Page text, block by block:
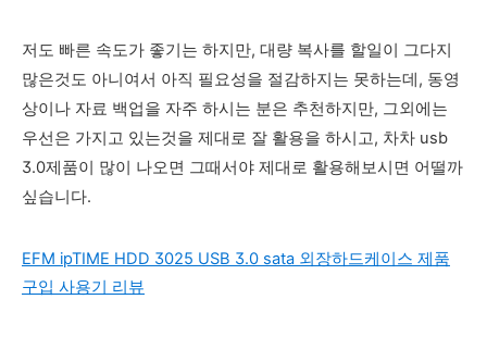
저도 빠른 속도가 좋기는 하지만, 대량 복사를 할일이 그다지
많은것도 아니여서 아직 필요성을 절감하지는 못하는데, 동영
상이나 자료 백업을 자주 하시는 분은 추천하지만, 그외에는
우선은 가지고 있는것을 제대로 잘 활용을 하시고, 차차 usb
3.0제품이 많이 나오면 그때서야 제대로 활용해보시면 어떨까
싶습니다.
EFM ipTIME HDD 3025 USB 3.0 sata 외장하드케이스 제품
구입 사용기 리뷰